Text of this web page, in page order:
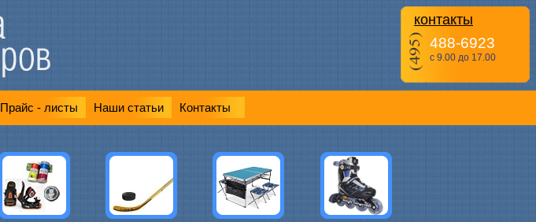
контакты
488-6923
с 9.00 до 17.00
Прайс - листы Наши статьи Контакты